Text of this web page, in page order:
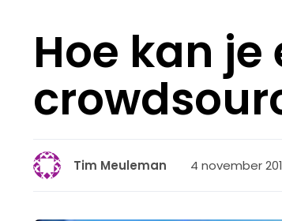
Hoe kan
Tim Meuleman 4 november